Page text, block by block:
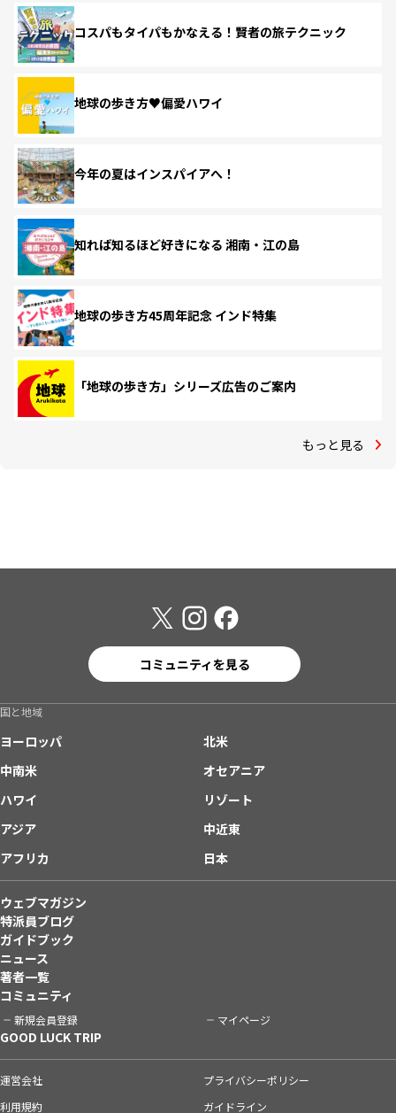
コスパもタイパもかなえる！賢者の旅テクニック
地球の歩き方♥偏愛ハワイ
今年の夏はインスパイアへ！
知れば知るほど好きになる 湘南・江の島
地球の歩き方45周年記念 インド特集
「地球の歩き方」シリーズ広告のご案内
もっと見る
コミュニティを見る
国と地域
ヨーロッパ
北米
中南米
オセアニア
ハワイ
リゾート
アジア
中近東
アフリカ
日本
ウェブマガジン
特派員ブログ
ガイドブック
ニュース
著者一覧
コミュニティ
新規会員登録 マイページ
GOOD LUCK TRIP
運営会社
プライバシーポリシー
利用規約
ガイドライン